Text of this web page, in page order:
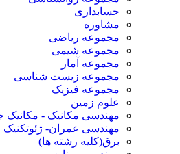
حسابداری
مشاوره
مجموعه ریاضی
مجموعه شیمی
مجموعه آمار
مجموعه زیست شناسی
مجموعه فیزیک
علوم زمین
مهندسی مکانیک - مکانیک
مهندسی عمران- ژئوتکنیک
برق(کلیه رشته ها)